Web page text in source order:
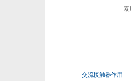
素
交流接触器作用